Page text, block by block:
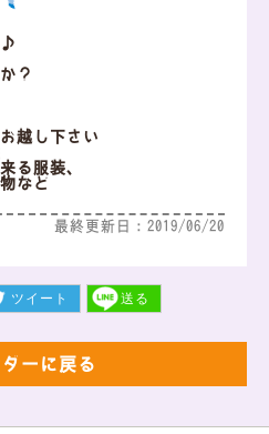
♪
？
下さい
る服装、
ど
最終更新日：2019/06/20
ツイート 送る
ーに戻る